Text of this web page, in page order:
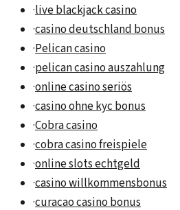
·live blackjack casino
·casino deutschland bonus
·Pelican casino
·pelican casino auszahlung
·online casino seriös
·casino ohne kyc bonus
·Cobra casino
·cobra casino freispiele
·online slots echtgeld
·casino willkommensbonus
·curacao casino bonus